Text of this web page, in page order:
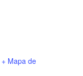
+ Mapa de